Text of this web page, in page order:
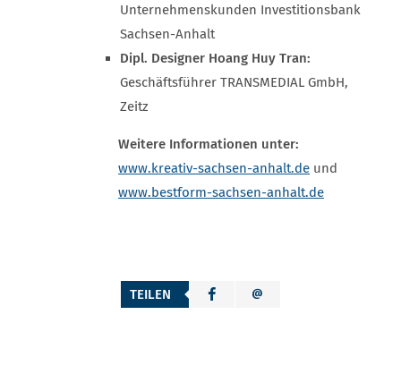
Unternehmenskunden Investitionsbank
Sachsen-Anhalt
Dipl. Designer Hoang Huy Tran:
Geschäftsführer TRANSMEDIAL GmbH,
Zeitz
Weitere Informationen unter:
www.kreativ-sachsen-anhalt.de und
www.bestform-sachsen-anhalt.de
TEILEN